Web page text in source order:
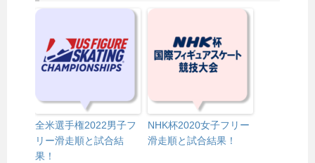
全米選手権2022男子フ
リー滑走順と試合結
果！
NHK杯2020女子フリー
滑走順と試合結果！